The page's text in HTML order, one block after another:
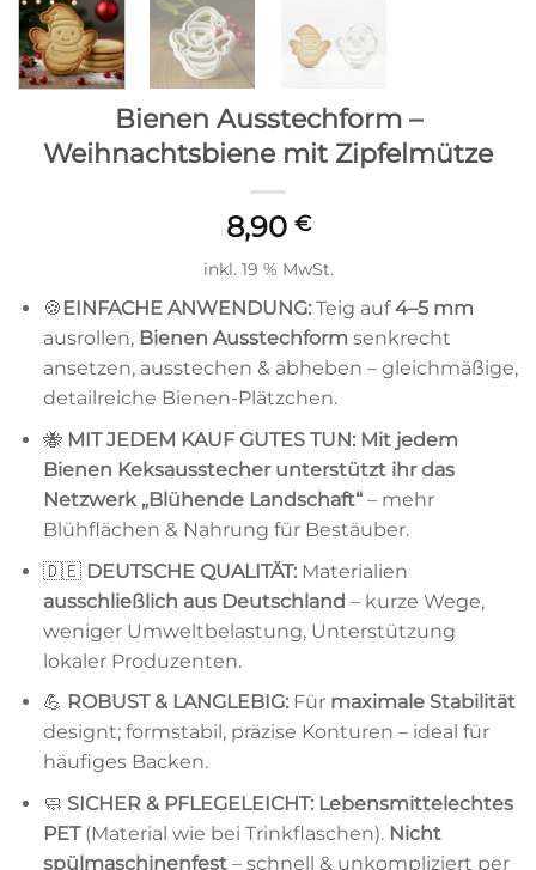
Bienen Ausstechform –
Weihnachtsbiene mit Zipfelmütze
8,90 €
inkl. 19 % MwSt.
🍪 EINFACHE ANWENDUNG:Teig auf4–5 mm
ausrollen, Bienen Ausstechform senkrecht
ansetzen, ausstechen & abheben – gleichmäßige,
detailreiche Bienen-Plätzchen.
🐝 MIT JEDEM KAUF GUTES TUN: Mit jedem
Bienen Keksausstecher unterstützt ihr das
Netzwerk „Blühende Landschaft“– mehr
Blühflächen & Nahrung für Bestäuber.
🇩🇪 DEUTSCHE QUALITÄT:Materialien
ausschließlich aus Deutschland – kurze Wege,
weniger Umweltbelastung, Unterstützung
lokaler Produzenten.
💪 ROBUST & LANGLEBIG:Für maximale Stabilität
designt; formstabil, präzise Konturen – ideal für
häufiges Backen.
🧼 SICHER & PFLEGELEICHT: Lebensmittelechtes
PET(Material wie bei Trinkflaschen). Nicht
spülmaschinenfest– schnell & unkompliziert per